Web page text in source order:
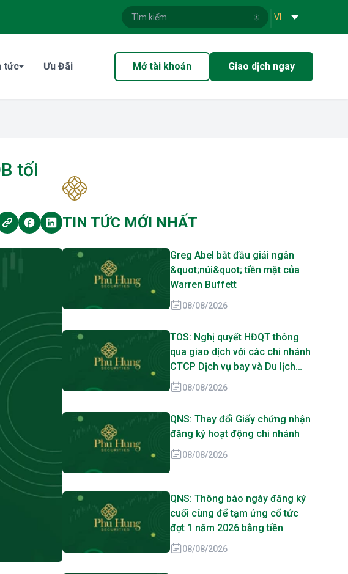
VI
tức Ưu Đãi Mở tài khoản Giao dịch ngay
tối
TIN TỨC MỚI NHẤT
Greg Abel bắt đầu giải ngân
&quot;núi&quot; tiền mặt của
Warren Buffett
08/08/2026
TOS: Nghị quyết HĐQT thông
qua giao dịch với các chi nhánh
CTCP Dịch vụ bay và Du lịch
biển Tân Cảng
08/08/2026
QNS: Thay đổi Giấy chứng nhận
đăng ký hoạt động chi nhánh
08/08/2026
QNS: Thông báo ngày đăng ký
cuối cùng để tạm ứng cổ tức
đợt 1 năm 2026 bằng tiền
08/08/2026